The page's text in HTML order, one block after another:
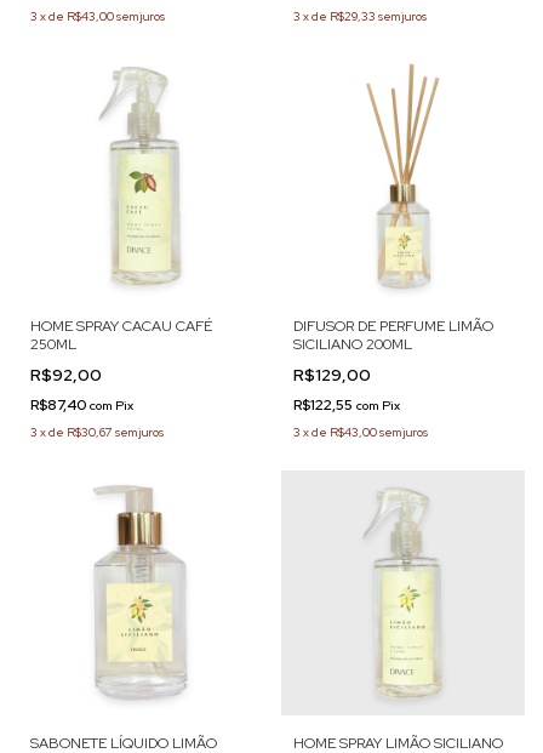
3 xde R$43,00sem juros
3 xde R$29,33 sem juros
HOME SPRAY CACAU CAFÉ
250ML
R$92,00
R$87,40 com Pix
3 xde R$30,67 sem juros
DIFUSOR DE PERFUME LIMÃO
SICILIANO 200ML
R$129,00
R$122,55 com Pix
3 xde R$43,00sem juros
SABONETE LÍQUIDO LIMÃO
HOME SPRAY LIMÃO SICILIANO